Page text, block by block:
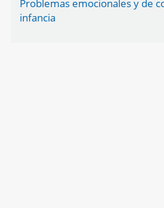
Problemas emocionales y de
infancia